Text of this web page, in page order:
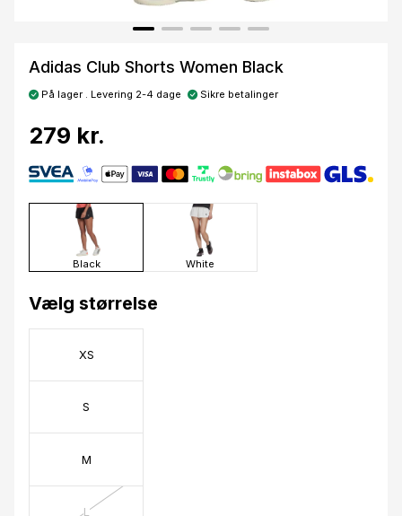
Adidas Club Shorts Women Black
På lager . Levering 2-4 dage Sikre betalinger
279 kr.
Black White
Vælg størrelse
XS
S
M
L